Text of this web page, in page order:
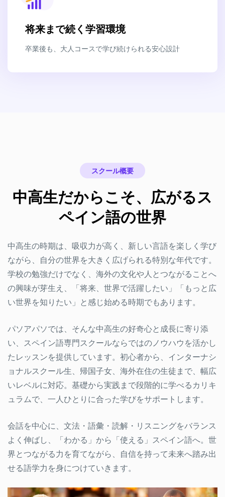
将来まで続く学習環境
卒業後も、大人コースで学び続けられる安心設計
スクール概要
中高生だからこそ、広がるス
ペイン語の世界
中高生の時期は、吸収力が高く、新しい言語を楽しく学び
ながら、自分の世界を大きく広げられる特別な年代です。
学校の勉強だけでなく、海外の文化や人とつながることへ
の興味が芽生え、「将来、世界で活躍したい」「もっと広
い世界を知りたい」と感じ始める時期でもあります。
パソアパソでは、そんな中高生の好奇心と成長に寄り添
い、スペイン語専門スクールならではのノウハウを活かし
たレッスンを提供しています。初心者から、インターナシ
ョナルスクール生、帰国子女、海外在住の生徒まで、幅広
いレベルに対応。基礎から実践まで段階的に学べるカリキ
ュラムで、一人ひとりに合った学びをサポートします。
会話を中心に、文法・語彙・読解・リスニングをバランス
よく伸ばし、「わかる」から「使える」スペイン語へ。世
界とつながる力を育てながら、自信を持って未来へ踏み出
せる語学力を身につけていきます。